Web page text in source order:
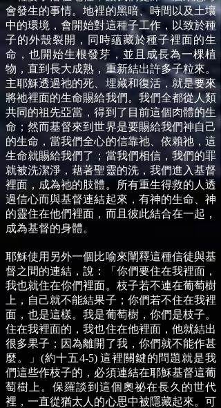
會發生的事情。地裡的黑暗、時間以及土壤
中的環境，會開始對這種子工作，以致於種
子的外殼裂開，同時蘊藏於種子裡面的生
命，也開始生根發芽，並且成長為一棵植
物，直到長大成熟，重新結出許多子粒來。
主耶穌透過祂的死、埋藏和復活，就是要來
將祂裡面的生命賜給我們。我們全都從人類
共同的祖先亞當，得到了目前這個肉體的生
命；然而基督來到世界是要賜給我們神自己
的生命，當我們全心的信靠祂、依賴祂，這
生命就賜給我們了；當我們相信，我們的罪
就被洗潔淨，藉著聖靈的洗，我們進入基督
裡面，成為祂的肢體。所有重生得救的人透
過信心而與基督連結起來，有神的生命、神
的靈住在他們裡面，而且彼此結合在一起，
成為基督的身體。
耶穌使用另外一個比喻來闡釋這種信徒與基
督之間的連結，說：「你們要住在我裡面，
我也就住在你們裡面。枝子若不連在葡萄樹
上，自己就不能結果子；你們若不住在我裡
面，也是這樣。我是葡萄樹，你們是枝子。
住在我裡面的，我也住在他裡面，他就結出
很多果子；因為離開了我，你們就不能作甚
麼。」(約十五4-5) 這裡關鍵的問題就是我
們這些作枝子的，必須連結在耶穌基督這葡
萄樹上。保羅談到這個奧祕在長久的世代
裡，一直從猶太人的心思中被隱藏起來。可